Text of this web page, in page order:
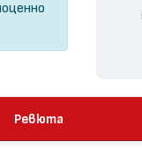
Добавен в количка
Ревюта